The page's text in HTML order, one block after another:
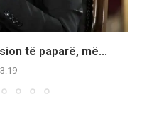
të paparë, më...